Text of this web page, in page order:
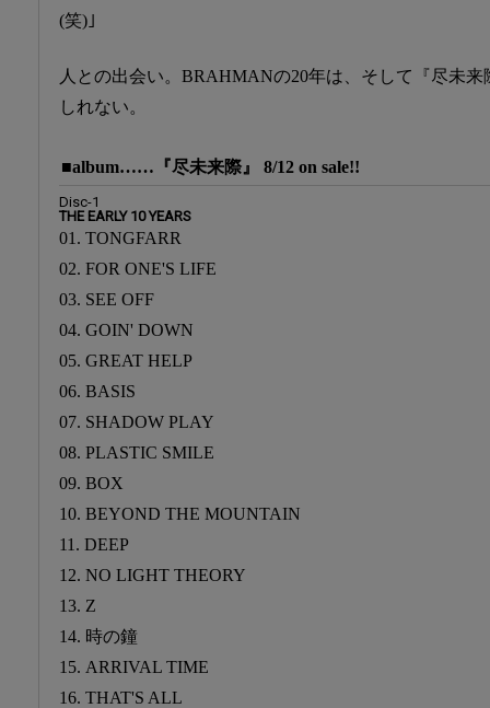
(笑)｣
人との出会い。BRAHMANの20年は、そして『尽未
しれない。
■album……『尽未来際』 8/12 on sale!!
Disc-1
THE EARLY 10 YEARS
01. TONGFARR
02. FOR ONE'S LIFE
03. SEE OFF
04. GOIN' DOWN
05. GREAT HELP
06. BASIS
07. SHADOW PLAY
08. PLASTIC SMILE
09. BOX
10. BEYOND THE MOUNTAIN
11. DEEP
12. NO LIGHT THEORY
13. Z
14. 時の鐘
15. ARRIVAL TIME
16. THAT'S ALL